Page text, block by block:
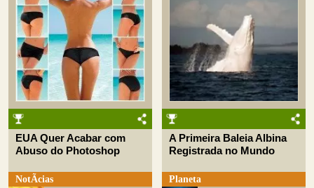
EUA Quer Acabar com
Abuso do Photoshop
NotÃ­cias
A Primeira Baleia Albina
Registrada no Mundo
Planeta